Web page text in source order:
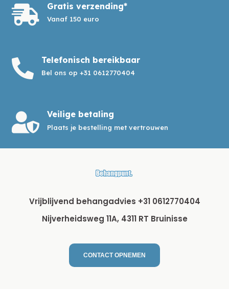
 Gratis verzending*
Vanaf 150 euro
 Telefonisch bereikbaar
Bel ons op +31 0612770404
 Veilige betaling
Plaats je bestelling met vertrouwen
Vrijblijvend behangadvies +31 0612770404
Nijverheidsweg 11A, 4311 RT Bruinisse
CONTACT OPNEMEN